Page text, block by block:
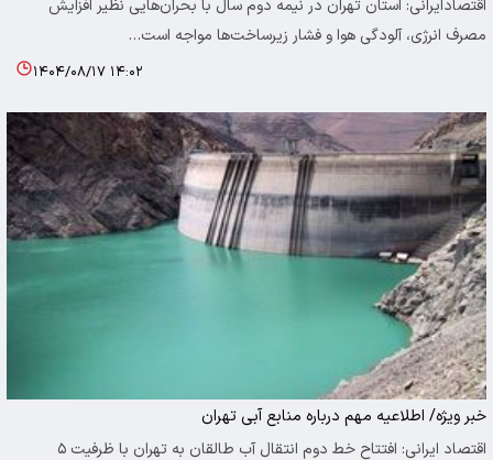
اقتصادایرانی: استان تهران در نیمه دوم سال با بحران‌هایی نظیر افزایش
مصرف انرژی، آلودگی هوا و فشار زیرساخت‌ها مواجه است…
۱۴۰۴/۰۸/۱۷ ۱۴:۰۲
خبر ویژه/ اطلاعیه مهم درباره منابع آبی تهران
اقتصاد ایرانی: افتتاح خط دوم انتقال آب طالقان به تهران با ظرفیت ۵